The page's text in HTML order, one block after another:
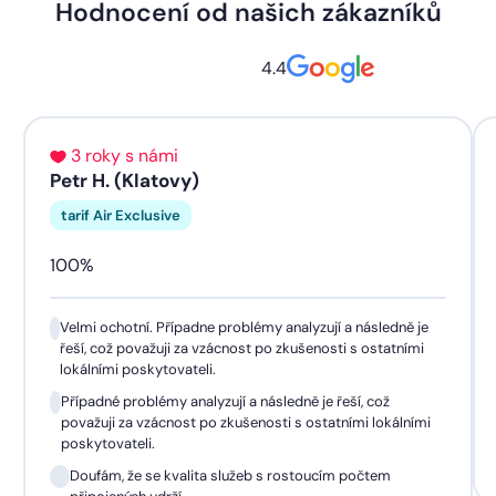
Hodnocení od našich zákazníků
4.4
3 roky s námi
Petr H. (Klatovy)
tarif Air Exclusive
100%
Velmi ochotní. Případne problémy analyzují a následně je
řeší, což považuji za vzácnost po zkušenosti s ostatními
lokálními poskytovateli.
Případné problémy analyzují a následně je řeší, což
považuji za vzácnost po zkušenosti s ostatními lokálními
poskytovateli.
Doufám, že se kvalita služeb s rostoucím počtem